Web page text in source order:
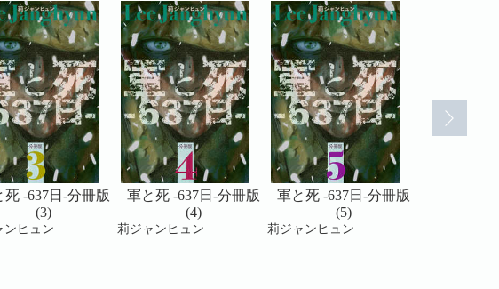
死 -637日-分冊版
(3)
ンヒュン
軍と死 -637日-分冊版
(4)
莉ジャンヒュン
軍と死 -637日-分冊版
(5)
莉ジャンヒュン